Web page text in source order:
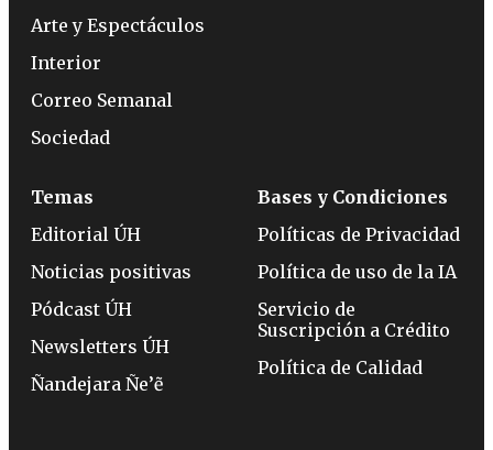
Arte y Espectáculos
Interior
Correo Semanal
Sociedad
Temas
Editorial ÚH
Noticias positivas
Pódcast ÚH
Newsletters ÚH
Ñandejara Ñe’ẽ
Bases y Condiciones
Políticas de Privacidad
Política de uso de la IA
Servicio de
Suscripción a Crédito
Política de Calidad